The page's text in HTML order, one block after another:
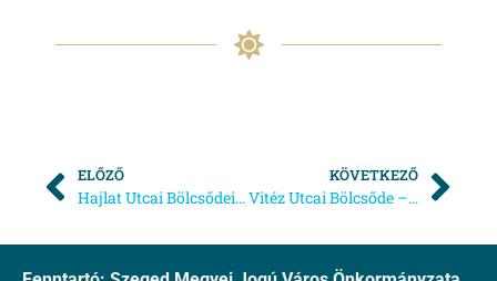
ELŐZŐ
Hajlat Utcai Bölcsődei beiratkozás
KÖVETKEZŐ
Vitéz Utcai Bölcsőde – Beiratkozás